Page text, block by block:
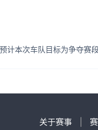
计本次车队目标为争夺
关于赛事